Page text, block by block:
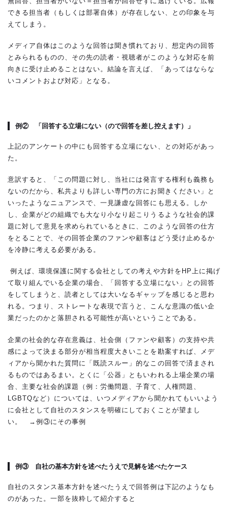
できる担当者（もしくは部署自体）が存在しない、との印象を与
えてしまう。
メディア自体はこのような回答は聞き慣れており、想定内の回答
とみられるものの、その先の読者・視聴者がこのような対応を前
向きに受け止めることはない。結論を言えば、「あってはならな
いコメントおよび対応」となる。
例② 「回答する立場にない（ので回答を差し控えます）」
上記のアンケートの中にも回答する立場にない、との対応があっ
た。
意訳すると、「この問題に対し、当社には発言する権利も義務も
ないのだから、私共よりも詳しい専門の方にお聞きください」と
いったようなニュアンスで、一見謙虚な回答にも思える。しか
し、企業がどの組織でも大なり小なり起こりうるような社会的課
題に対して意見を求められているときに、このような回答の仕方
をとることで、その回答企業のファンや顧客はどう受け止めるか
を冷静に考える必要がある。
例えば、環境保護に関する会社としての考えや方針をHP上に掲げ
て取り組んでいる企業の場合、「回答する立場にない」との回答
をしてしまうと、読者としては大いなるギャップを感じると思わ
れる。つまり、ストレートな表現で言うと、こんな意識の低い企
業だったのかと落胆される可能性が高いということである。
企業の社会的な存在意義は、社会側（ファンや顧客）の支持や共
感によって決まる部分が相当程度大きいことを勘案すれば、メデ
ィアから聞かれた質問に「既読スルー」的なこの回答で済まされ
るものではあるまい。とくに「公器」ともいわれる上場企業の場
合、主要な社会的課題（例：労働問題、子育て、人権問題、
LGBTQなど）については、いつメディアから聞かれてもいいよう
に会社として自社のスタンスを明確にしておくことが望まし
い。 →例③にその事例
例③ 自社の基本方針を述べたうえで見解を述べたケース
自社のスタンス基本方針を述べたうえで回答例は下記のようなも
のがあった。一部を抜粋して紹介すると